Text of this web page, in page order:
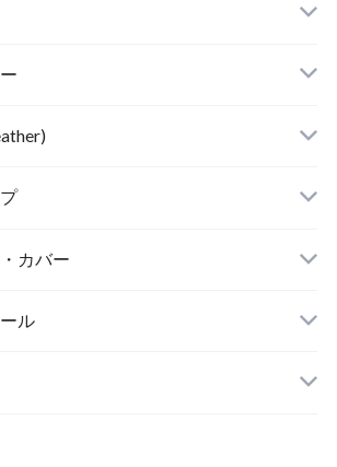
カバー
ル